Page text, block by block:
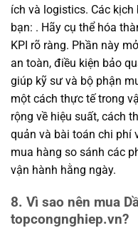
ích và logistics. Các
bạn: . Hãy cụ thể hóa
KPI rõ ràng. Phần này
an toàn, điều kiện bảo
giúp kỹ sư và bộ phận
một cách thực tế trong
rộng về hiệu suất, cách
quản và bài toán chi phí
mua hàng so sánh các
vận hành hằng ngày.
8. Vì sao nên mua
topcongnghiep.vn?